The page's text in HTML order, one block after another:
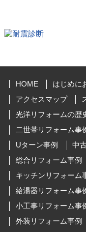
HOME はじめに
アクセスマップ
光洋リフォームの歴
二世帯リフォーム事
Uターン事例
中
総合リフォーム事例
キッチンリフォーム
給湯器リフォーム事
小工事リフォーム事
外装リフォーム事例